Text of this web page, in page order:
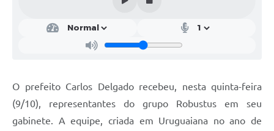
Contas Públicas
Links
O prefeito Carlos Delgado recebeu, nesta quinta-feira
(9/10), representantes do grupo Robustus em seu
gabinete. A equipe, criada em Uruguaiana no ano de